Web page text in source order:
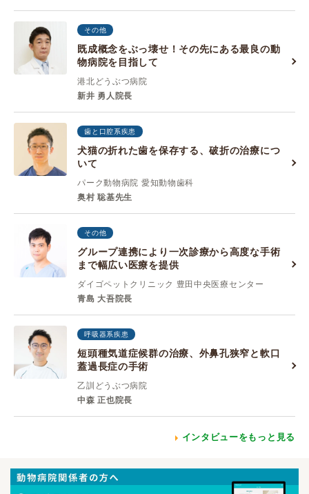
その他
既成概念をぶっ壊せ！その先にある最良の動
物病院を目指して
港北どうぶつ病院
新井 勇人院長
歯と口腔系疾患
犬猫の折れた歯を保存する、破折の治療につ
いて
パーク動物病院 愛知動物歯科
奥村 聡基先生
その他
グループ連携により一次診療から高度な手術
まで幅広い医療を提供
ダイゴペットクリニック 豊田中央医療センター
青島 大吾院長
呼吸器系疾患
短頭種気道症候群の治療、外鼻孔狭窄と軟口
蓋過長症の手術
乙訓どうぶつ病院
中森 正也院長
インタビューをもっと見る